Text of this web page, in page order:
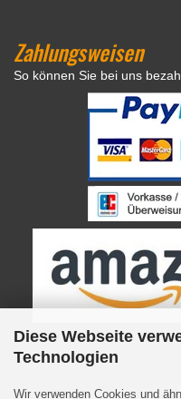
Diese Webseite
Technologien
Wir verwenden Cookies und
Zahlungsweisen
So können Sie bei uns
Internetshop